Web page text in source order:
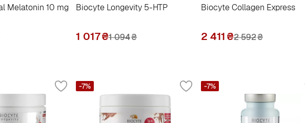
Melatonin 10 mg Biocyte Longevity 5-HTP
1 017₴1 094₴
Biocyte Collagen Express
2 411₴2 592₴
-7% -7%